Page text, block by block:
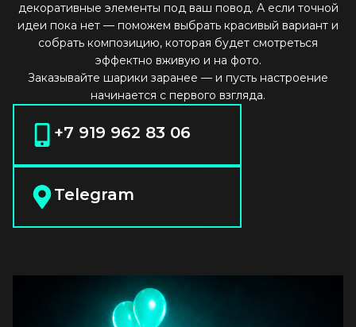
декоративные элементы под ваш повод. А если точной
идеи пока нет — поможем выбрать красивый вариант и
собрать композицию, которая будет смотреться
эффектно вживую и на фото.
Заказывайте шарики заранее — и пусть настроение
начинается с первого взгляда.
+7 919 962 83 06
Telegram